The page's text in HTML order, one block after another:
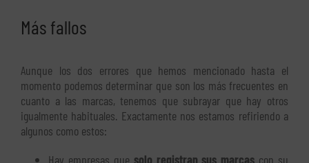
Más fallos
Aunque los dos errores que hemos mencionado hasta el
momento podemos determinar que son los más frecuentes en
cuanto a las marcas, tenemos que subrayar que hay otros
igualmente habituales. Exactamente nos estamos refiriendo a
algunos como estos:
Hay empresas que solo registran sus marcas con su